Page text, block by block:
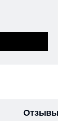
Отзывы